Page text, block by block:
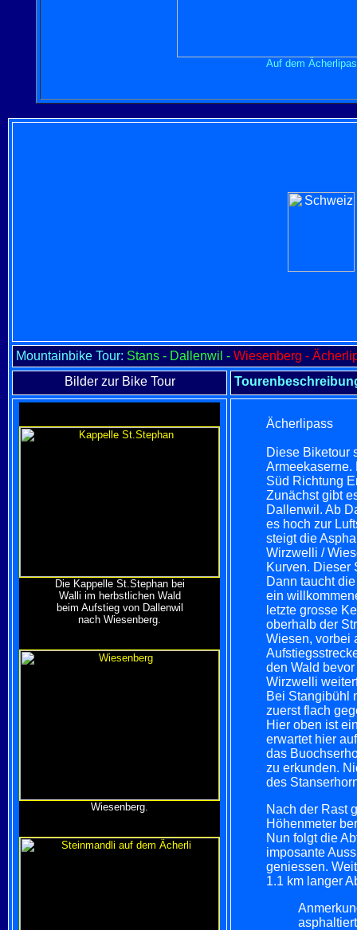
Auf dem
Mountainbike Tour: Stans - Dallenwil - Wiesenberg -
Bilder zur Bike Tour
Die Kappelle St.Stephan bei
Walli im herbstlichen Wald
beim Aufstieg von Dallenwil
nach Wiesenberg.
Wiesenberg.
Ächerlipass
Diese Biketour
Armeekaserne.
Süd Richtung
Zunächst gibt
Dallenwil. Ab
es hoch zur
steigt die
Wirzwelli /
Kurven. Dieser
Dann taucht
ein
letzte grosse
oberhalb der
Wiesen, vorbei
den Wald
Wirzwelli
Bei Stangibühl
zuerst flach
Hier oben ist
erwartet hier
das
zu erkunden.
des
Nach der Rast
Höhenmeter
Nun folgt die
imposante
geniessen.
1.1 km langer